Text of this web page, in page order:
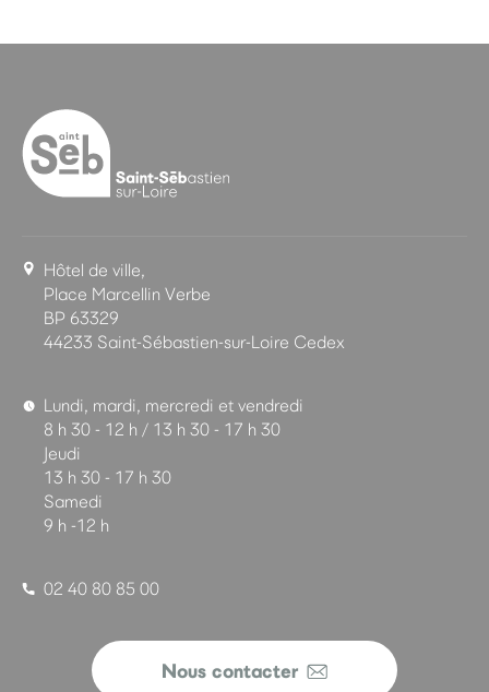
Hôtel de ville,
Place Marcellin Verbe
BP 63329
44233 Saint-Sébastien-sur-Loire Cedex
Lundi, mardi, mercredi et vendredi
8 h 30 - 12 h / 13 h 30 - 17 h 30
Jeudi
13 h 30 - 17 h 30
Samedi
9 h -12 h
02 40 80 85 00
Nous contacter